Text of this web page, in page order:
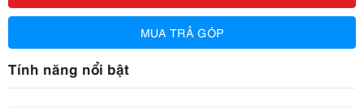
MUA TRẢ GÓP
Tính năng nổi bật